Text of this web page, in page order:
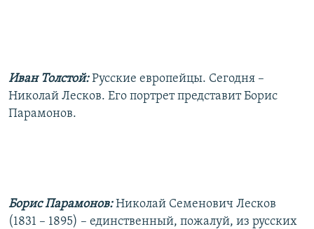
Иван Толстой:Русские европейцы. Сегодня –
Николай Лесков. Его портрет представит Борис
Парамонов.
Борис Парамонов:Николай Семенович Лесков
(1831 – 1895) – единственный, пожалуй, из русских